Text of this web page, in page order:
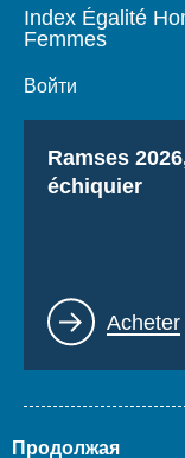
Index Égalité
Femmes
Войти
Titre
Ramses
échiquier
Lien
Acheter
Продолжая